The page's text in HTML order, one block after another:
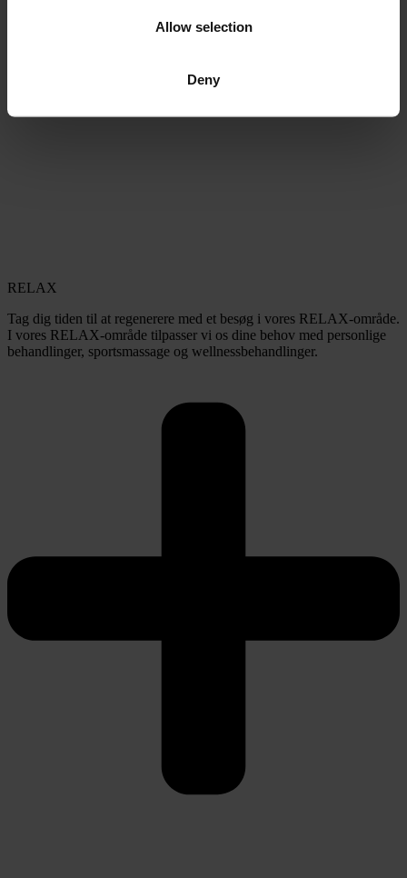
Allow selection
Deny
RELAX
Tag dig tiden til at regenerere med et besøg i vores RELAX-område.
I vores RELAX-område tilpasser vi os dine behov med personlige
behandlinger, sportsmassage og wellnessbehandlinger.